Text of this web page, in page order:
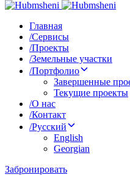
Главная
/Сервисы
/Проекты
/Земельные участки
/Портфолио
Завершенные
Текущие проекты
/О нас
/Контакт
/Русский
English
Georgian
Забронировать